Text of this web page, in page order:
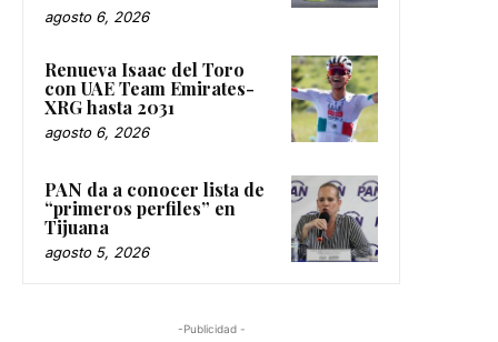
agosto 6, 2026
Renueva Isaac del Toro
con UAE Team Emirates-
XRG hasta 2031
agosto 6, 2026
PAN da a conocer lista de
“primeros perfiles” en
Tijuana
agosto 5, 2026
-Publicidad -